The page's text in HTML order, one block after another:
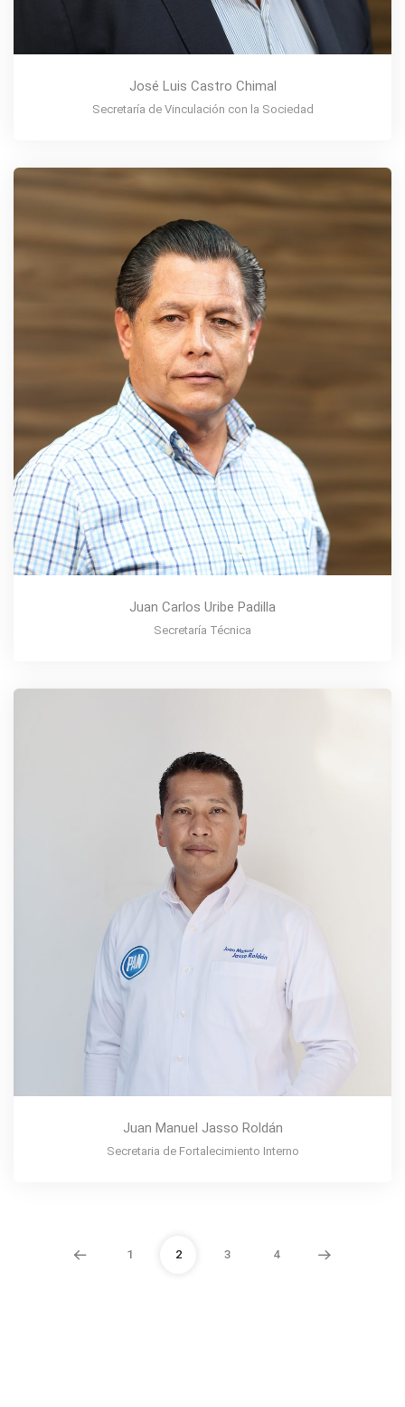
José Luis Castro Chimal
Secretaría de Vinculación con la Sociedad
Juan Carlos Uribe Padilla
Secretaría Técnica
Juan Manuel Jasso Roldán
Secretaria de Fortalecimiento Interno
1 2 3 4